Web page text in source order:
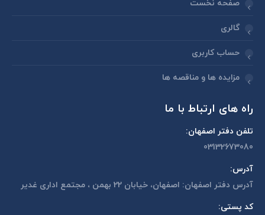
صفحه نخست
گالری
حساب کاربری
مزایده ها و مناقصه ها
راه های ارتباط با ما
تلفن دفتر اصفهان:
03132673080
آدرس:
آدرس دفتر اصفهان: اصفهان، خیابان 22 بهمن ، مجتمع اداری غدیر
کد پستی: